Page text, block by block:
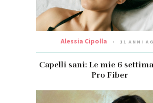
Alessia Cipolla 11 ANNI
Capelli sani: Le mie 6
Pro Fiber